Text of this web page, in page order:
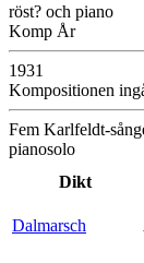
röst? och piano
Komp År
1931
Kompositionen
Fem Karlfeldt-
pianosolo
Dikt
Dalmarsch